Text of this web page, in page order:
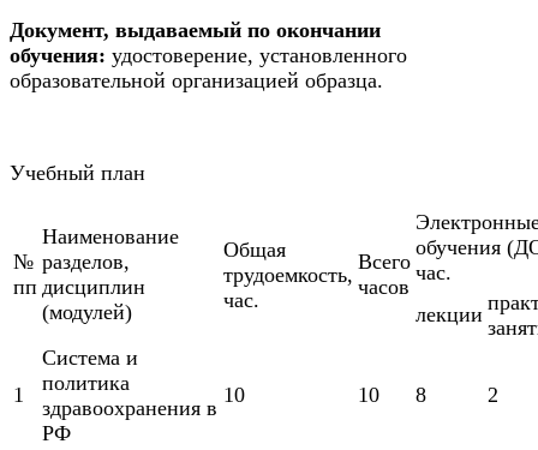
Техника и технологии
Ядерная энергетика и технологии
Культура и спорт
Физкультура и спорт
Изобразительное и прикладные
Документ, выдаваемый по окончании
обучения: удостоверение, установленного
образовательной организацией образца.
Учебный план
№
пп
Наименование
разделов,
дисциплин
(модулей)
Общая
трудоемкость,
час.
Всего
часов
обучения
час.
лекции
1
Система и
политика
здравоохранения в
РФ
10 10 8 2